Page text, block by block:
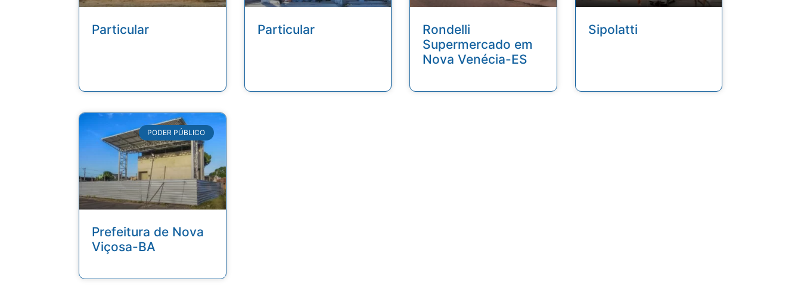
Particular Particular
Rondelli
Supermercado em
Nova Venécia-ES
Sipolatti
PODER PÚBLICO
Prefeitura de Nova
Viçosa-BA